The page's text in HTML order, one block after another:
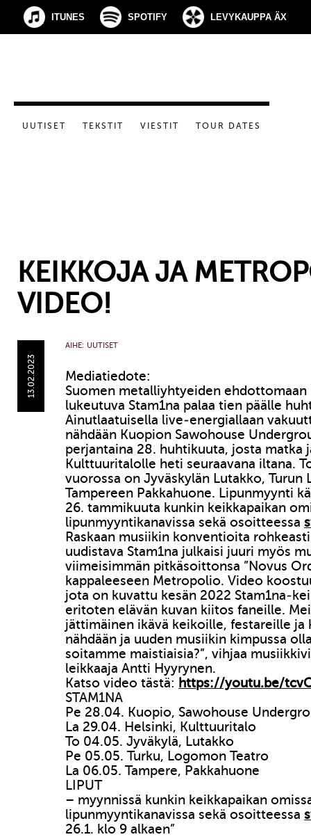
ITUNES SPOTIFY LEVYKAUPPA ÄX
UUTISET TEKSTIT VIESTIT TOUR DATES
KEIKKOJA JA
VIDEO!
13.02.2023
AIHE: UUTISET
Mediatiedote:
Suomen metalliyhtyeiden ehdottomaan
lukeutuva Stam1na palaa tien päälle
Ainutlaatuisella live-energiallaan
nähdään Kuopion Sawohouse
perjantaina 28. huhtikuuta, josta matka
Kulttuuritalolle heti seuraavana iltana.
vuorossa on Jyväskylän Lutakko, Turun
Tampereen Pakkahuone. Lipunmyynti
26. tammikuuta kunkin keikkapaikan
lipunmyyntikanavissa sekä osoitteessa
Raskaan musiikin konventioita
uudistava Stam1na julkaisi juuri myös
viimeisimmän pitkäsoittonsa ”Novus
kappaleeseen Metropolio. Video
jota on kuvattu kesän 2022 Stam1na-
eritoten elävän kuvan kiitos faneille.
jättimäinen ikävä keikoille, festareille ja
nähdään ja uuden musiikin kimpussa
soitamme maistiaisia?”, vihjaa
leikkaaja Antti Hyyrynen.
Katso video tästä: https://youtu.be/
STAM1NA
Pe 28.04. Kuopio, Sawohouse
La 29.04. Helsinki, Kulttuuritalo
To 04.05. Jyväkylä, Lutakko
Pe 05.05. Turku, Logomon Teatro
La 06.05. Tampere, Pakkahuone
LIPUT
– myynnissä kunkin keikkapaikan
lipunmyyntikanavissa sekä osoitteessa
26.1. klo 9 alkaen”